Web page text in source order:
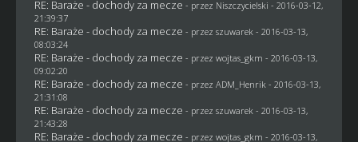
RE: Baraże - dochody za mecze - przez Niszczycielski - 2016-03-12,
21:39:37
RE: Baraże - dochody za mecze - przez szuwarek - 2016-03-13,
08:03:24
RE: Baraże - dochody za mecze - przez wojtas_gkm - 2016-03-13,
09:02:20
RE: Baraże - dochody za mecze - przez ADM_Henrik - 2016-03-13,
21:31:08
RE: Baraże - dochody za mecze - przez szuwarek - 2016-03-13,
21:43:28
RE: Baraże - dochody za mecze - przez wojtas_gkm - 2016-03-13,